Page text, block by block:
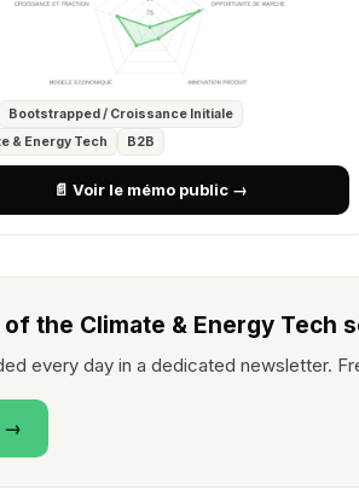
Bootstrapped / Croissance Initiale
& Energy Tech
B2B
📄 Voir le mémo public →
the Climate & Energy Tech
every day in a dedicated newsletter.
→